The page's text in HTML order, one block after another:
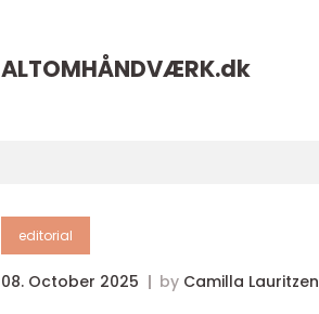
ALTOMHÅNDVÆRK.dk
editorial
08. October 2025 by Camilla Lauritzen